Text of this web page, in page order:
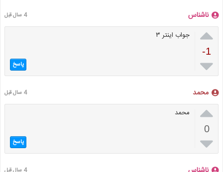
ناشناس 4 سال قبل

-1

جواب اینتر ۳
پاسخ
محمد 4 سال قبل

0

محمد
پاسخ